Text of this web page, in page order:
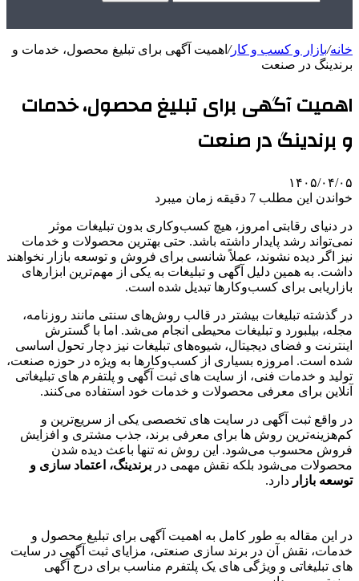
خانه/بازار و کسب و کار/ اهمیت آگهی برای تبلیغ محصول، خدمات و
برندینگ در صنعت
اهمیت آگهی برای تبلیغ محصول، خدمات
و برندینگ در صنعت
۱۴۰۵/۰۴/۰۵
خواندن این مطلب 7 دقیقه زمان میبرد
در دنیای رقابتی امروز، هیچ کسب‌وکاری بدون تبلیغات موثر
نمی‌تواند رشد پایدار داشته باشد. حتی بهترین محصولات و خدمات
نیز اگر دیده نشوند، عملاً شانسی برای فروش و توسعه بازار نخواهند
داشت. به همین دلیل آگهی و تبلیغات به یکی از مهم‌ترین ابزارهای
بازاریابی برای کسب‌وکارها تبدیل شده است.
در گذشته تبلیغات بیشتر در قالب روش‌های سنتی مانند روزنامه،
مجله، بیلبورد و تبلیغات محیطی انجام می‌شد. اما با گسترش
اینترنت و فضای دیجیتال، شیوه‌های تبلیغات نیز دچار تحول اساسی
شده است. امروزه بسیاری از کسب‌وکارها به ویژه در حوزه صنعت،
تولید و خدمات فنی، از سایت های ثبت آگهی و پلتفرم های تبلیغاتی
آنلاین برای معرفی محصولات و خدمات خود استفاده می‌کنند.
در واقع ثبت آگهی در سایت های تخصصی یکی از سریع‌ترین و
کم‌هزینه‌ترین روش ها برای معرفی برند، جذب مشتری و افزایش
فروش محسوب می‌شود. این روش نه تنها باعث دیده شدن
محصولات می‌شود بلکه نقش مهمی در برندینگ، اعتماد سازی و
توسعه بازار دارد.
در این مقاله به طور کامل به اهمیت آگهی برای تبلیغ محصول و
خدمات، نقش آن در برند سازی صنعتی، مزایای ثبت آگهی در سایت
های تبلیغاتی و ویژگی های یک پلتفرم مناسب برای درج آگهی